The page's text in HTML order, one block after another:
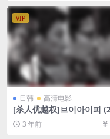
VIP
日韩 高清电影
[杀人优越权]브이아이피
7)[百度网盘+夸克网盘+迅
盘资源1080P超清未删减
3 年前